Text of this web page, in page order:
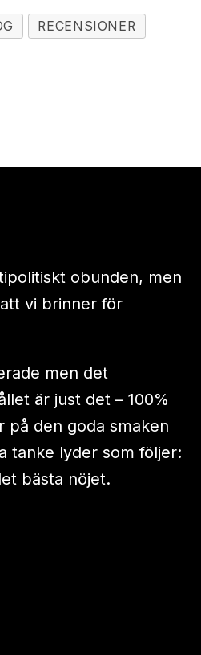
RECENSIONER
obunden, men
vi brinner för
men det
är just det – 100%
på den goda smaken
tanke lyder som följer:
bästa nöjet.